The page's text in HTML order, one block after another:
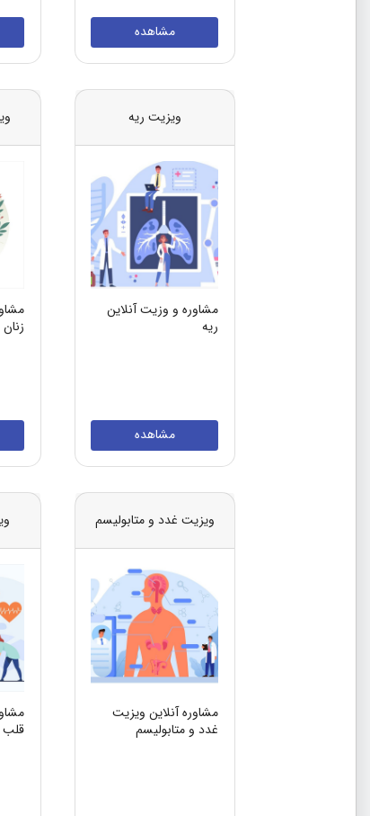
مشاهده
ویزیت ریه
مشاوره و وزیت آنلاین
ریه
مشاهده
ویزیت غدد و متابولیسم
مشاوره آنلاین ویزیت
غدد و متابولیسم
قلب